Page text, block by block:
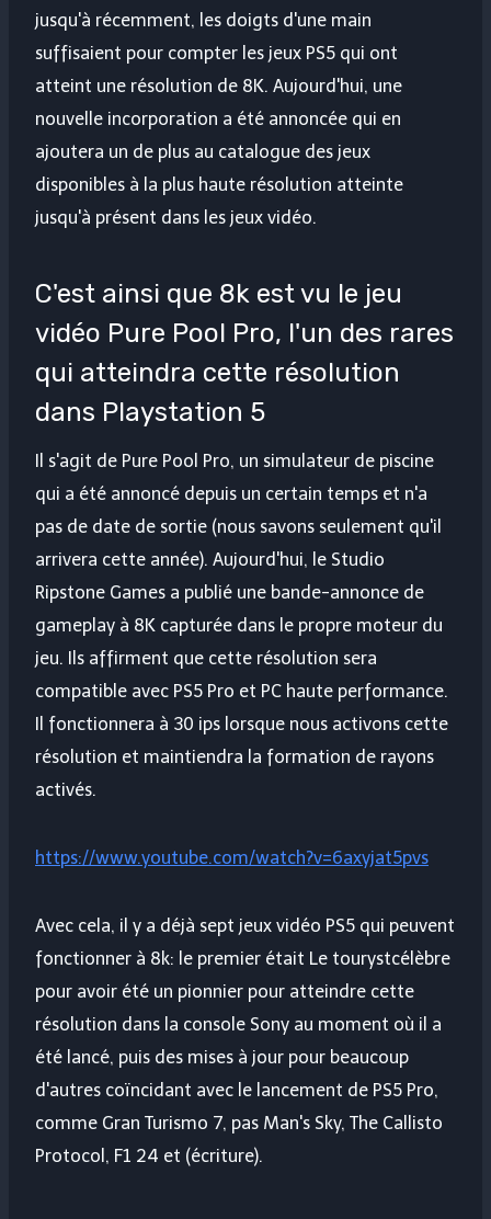
jusqu'à récemment, les doigts d'une main
suffisaient pour compter les jeux PS5 qui ont
atteint une résolution de 8K. Aujourd'hui, une
nouvelle incorporation a été annoncée qui en
ajoutera un de plus au catalogue des jeux
disponibles à la plus haute résolution atteinte
jusqu'à présent dans les jeux vidéo.
C'est ainsi que 8k est vu le jeu
vidéo Pure Pool Pro, l'un des rares
qui atteindra cette résolution
dans Playstation 5
Il s'agit de Pure Pool Pro, un simulateur de piscine
qui a été annoncé depuis un certain temps et n'a
pas de date de sortie (nous savons seulement qu'il
arrivera cette année). Aujourd'hui, le Studio
Ripstone Games a publié une bande-annonce de
gameplay à 8K capturée dans le propre moteur du
jeu. Ils affirment que cette résolution sera
compatible avec PS5 Pro et PC haute performance.
Il fonctionnera à 30 ips lorsque nous activons cette
résolution et maintiendra la formation de rayons
activés.
https://www.youtube.com/watch?v=6axyjat5pvs
Avec cela, il y a déjà sept jeux vidéo PS5 qui peuvent
fonctionner à 8k: le premier était Le tourystcélèbre
pour avoir été un pionnier pour atteindre cette
résolution dans la console Sony au moment où il a
été lancé, puis des mises à jour pour beaucoup
d'autres coïncidant avec le lancement de PS5 Pro,
comme Gran Turismo 7, pas Man's Sky, The Callisto
Protocol, F1 24 et (écriture).